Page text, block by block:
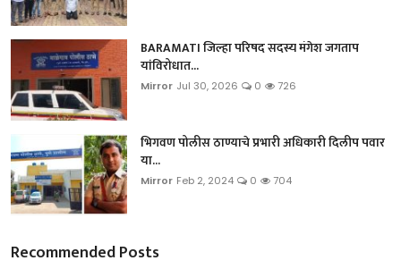
BARAMATI जिल्हा परिषद सदस्य मंगेश जगताप
यांविरोधात...
Mirror Jul 30, 2026 0 726
भिगवण पोलीस ठाण्याचे प्रभारी अधिकारी दिलीप पवार
या...
Mirror Feb 2, 2024 0 704
Recommended Posts